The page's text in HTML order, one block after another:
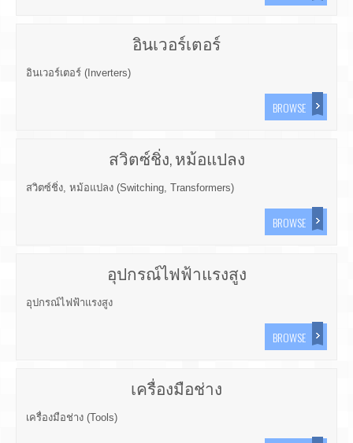
อินเวอร์เตอร์
อินเวอร์เตอร์ (Inverters)
BROWSE
สวิตซ์ชิ่ง, หม้อแปลง
สวิตซ์ชิ่ง, หม้อแปลง (Switching, Transformers)
BROWSE
อุปกรณ์ไฟฟ้าแรงสูง
อุปกรณ์ไฟฟ้าแรงสูง
BROWSE
เครื่องมือช่าง
เครื่องมือช่าง (Tools)